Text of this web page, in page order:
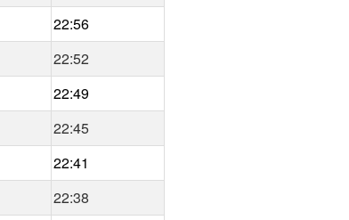
22:56
22:52
22:49
22:45
22:41
22:38